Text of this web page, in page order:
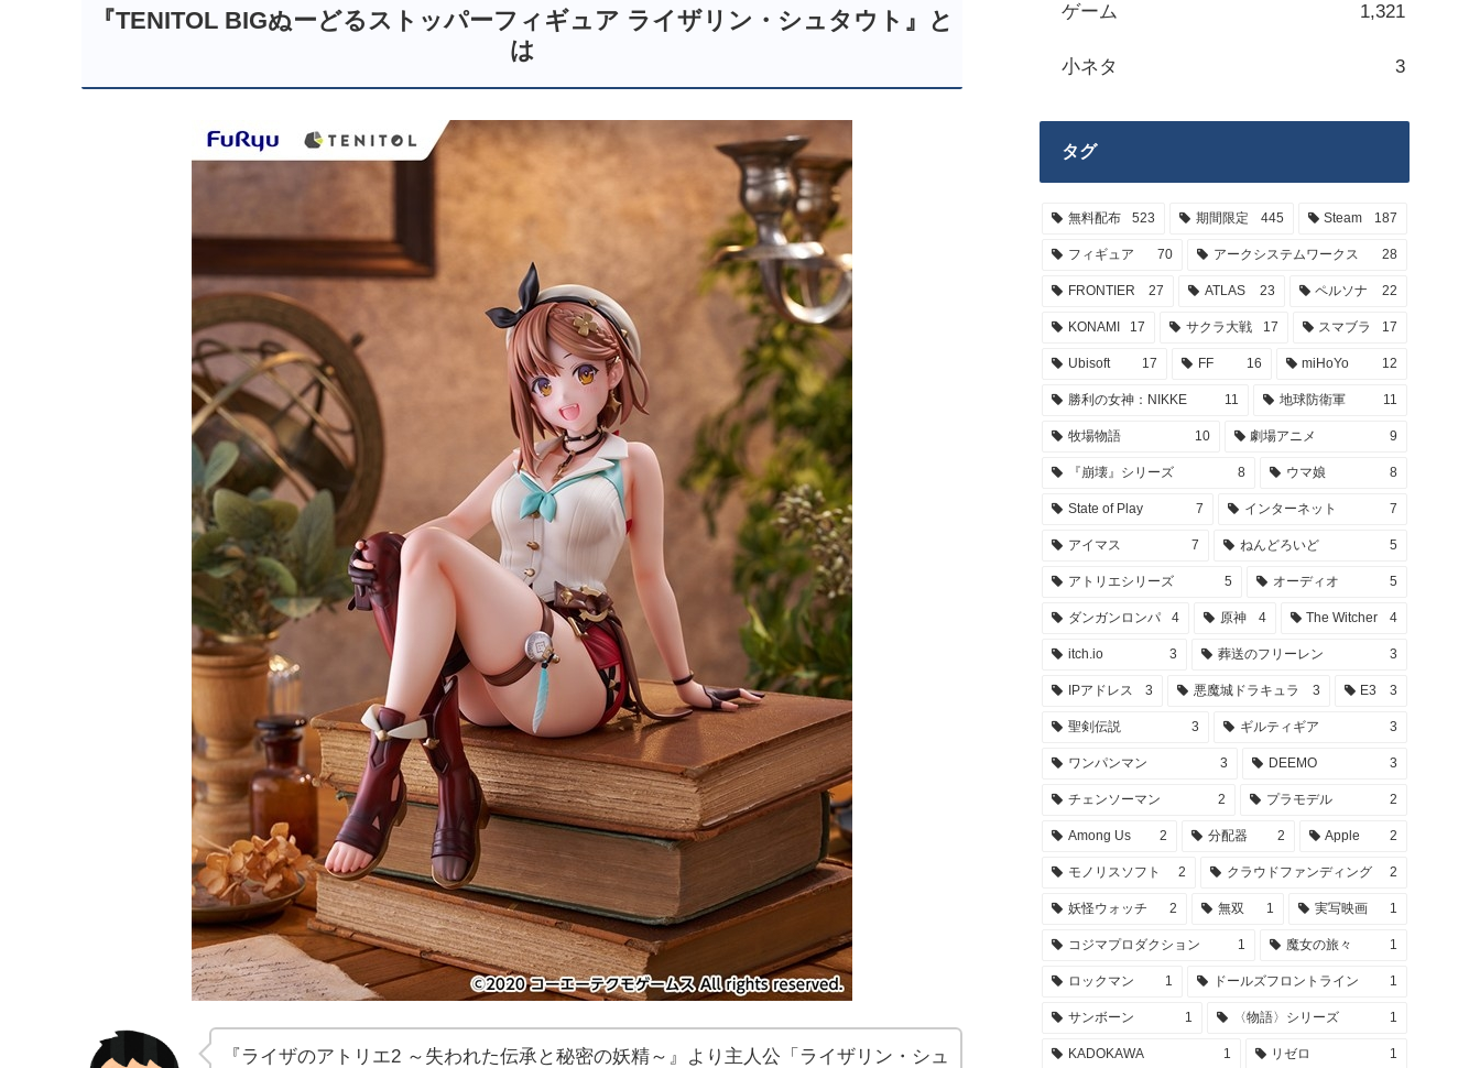
『TENITOL BIGぬーどるストッパーフィギュア ライザリン・シュタウト 』と
は
『ライザのアトリエ2 ～失われた伝承と秘密の妖精～』より主人公「ライザリン・シュ
ゲーム 1,321
小ネタ 3
タグ
無料配布 523 期間限定 445 Steam 187
フィギュア 70 アークシステムワークス 28
FRONTIER 27 ATLAS 23 ペルソナ 22
KONAMI 17 サクラ大戦 17 スマブラ 17
Ubisoft 17 FF 16 miHoYo 12
勝利の女神：NIKKE 11 地球防衛軍 11
牧場物語 10 劇場アニメ 9
『崩壊』シリーズ 8 ウマ娘 8
State of Play 7 インターネット 7
アイマス 7 ねんどろいど 5
アトリエシリーズ 5 オーディオ 5
ダンガンロンパ 4 原神 4 The Witcher 4
itch.io 3 葬送のフリーレン 3
IPアドレス 3 悪魔城ドラキュラ 3 E3 3
聖剣伝説 3 ギルティギア 3
ワンパンマン 3 DEEMO 3
チェンソーマン 2 プラモデル 2
Among Us 2 分配器 2 Apple 2
モノリスソフト 2 クラウドファンディング 2
妖怪ウォッチ 2 無双 1 実写映画 1
コジマプロダクション 1 魔女の旅々 1
ロックマン 1 ドールズフロントライン 1
サンボーン 1 〈物語〉シリーズ 1
KADOKAWA 1 リゼロ 1